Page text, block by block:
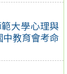
大學心理與
教育會考命